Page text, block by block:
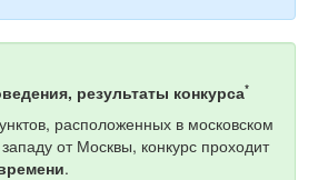
результаты конкурса*
расположенных в московском
от Москвы, конкурс проходит
.